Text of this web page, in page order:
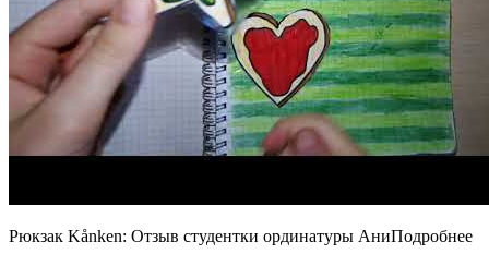
Рюкзак Kånken: Отзыв студентки ординатуры АниПодробнее